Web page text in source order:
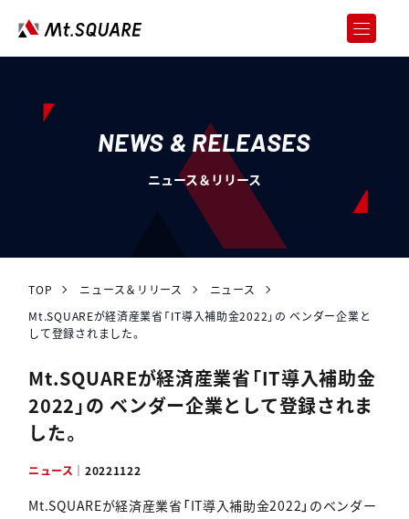
NEWS & RELEASES
ニュース＆リリース
TOP ニュース＆リリース
ニュース
Mt.SQUAREが経済産業省「IT導入補助金2022」の ベンダー企業と
して登録されました。
Mt.SQUAREが経済産業省「IT導入補助金
2022」の ベンダー企業として登録されま
した。
ニュース ｜ 20221122
Mt.SQUAREが経済産業省「IT導入補助金2022」のベンダー
SERVICES
サービス
CASE STUDY
採用情報
NEWS & RELEASES
ニュース＆リリース
お問い合わせ
資料ダウンロード